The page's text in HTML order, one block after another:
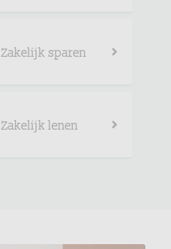
Zakelijk sparen
Zakelijk lenen